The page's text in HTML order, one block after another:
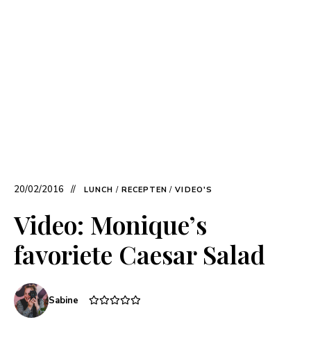
20/02/2016 LUNCH / RECEPTEN / VIDEO'S
Video: Monique’s
favoriete Caesar Salad
Sabine